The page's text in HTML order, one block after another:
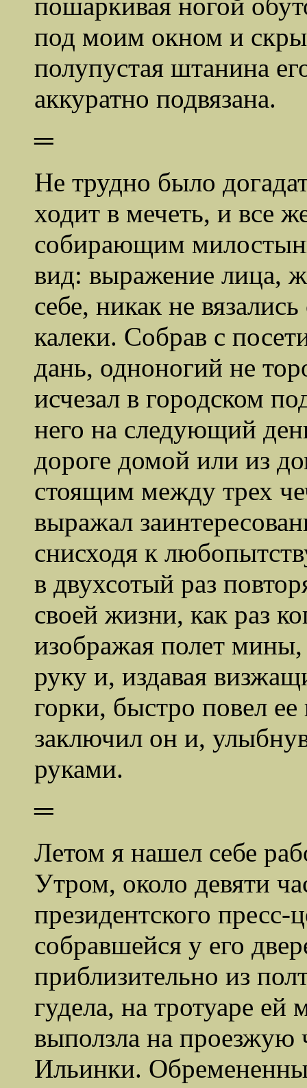
пошаркивая ногой
под моим окном и
полупустая штанина
аккуратно подвязана.
═
Не трудно было
ходит в мечеть, и все
собирающим
вид: выражение лица,
себе, никак не
калеки. Собрав с
дань, одноногий не
исчезал в городском
него на следующий
дороге домой или из
стоящим между трех
выражал
снисходя к
в двухсотый раз
своей жизни, как раз
изображая полет
руку и, издавая
горки, быстро повел
заключил он и,
руками.
═
Летом я нашел себе
Утром, около девяти
президентского
собравшейся у его
приблизительно из
гудела, на тротуаре ей
выползла на проезжую
Ильинки.